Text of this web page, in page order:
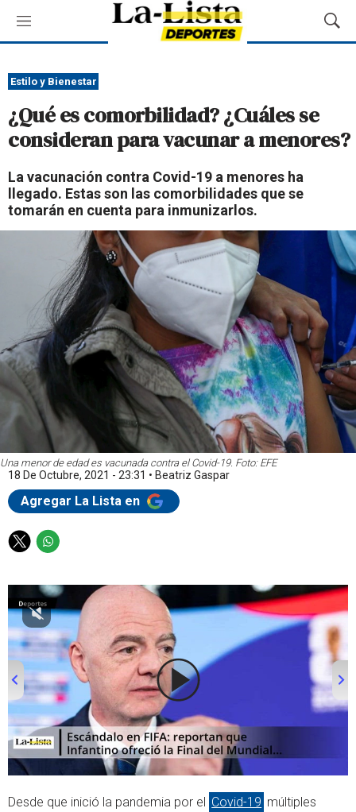
M
e
ú
M
o
B
e
d
a
Estilo y Bienestar
¿Qué es comorbilidad? ¿Cuáles se
consideran para vacunar a menores?
La vacunación contra Covid-19 a menores ha
llegado. Estas son las comorbilidades que se
tomarán en cuenta para inmunizarlos.
Una menor de edad es vacunada contra el Covid-19. Foto: EFE
18 De Octubre, 2021 - 23:31 • Beatriz Gaspar
Agregar La Lista en
T
i
t
t
e
r
W
a
t
s
a
p
p
00:00/01:00
Desde que inició la pandemia por el Covid-19 múltiples